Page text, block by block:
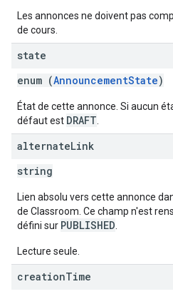
Les annonces ne doivent pas
de cours.
state
enum (AnnouncementState)
État de cette annonce. Si aucun
défaut est DRAFT
alternateLink
string
Lien absolu vers cette annonce
de Classroom. Ce champ n'est
défini sur PUBLISHED
Lecture seule.
creationTime